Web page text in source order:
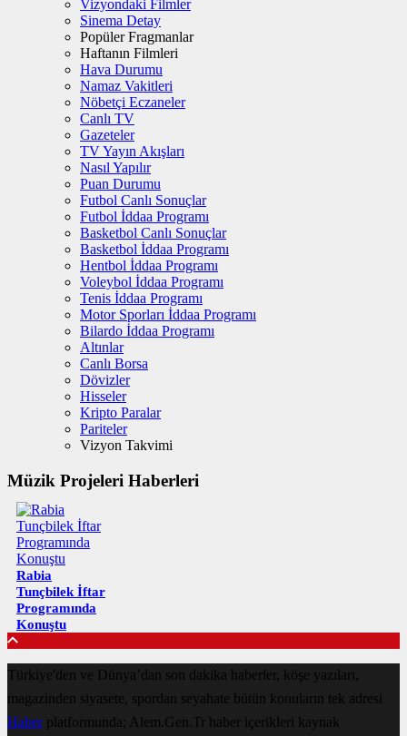
Vizyondaki Filmler
Sinema Detay
Popüler Fragmanlar
Haftanın Filmleri
Hava Durumu
Namaz Vakitleri
Nöbetçi Eczaneler
Canlı TV
Gazeteler
TV Yayın Akışları
Nasıl Yapılır
Puan Durumu
Futbol Canlı Sonuçlar
Futbol İddaa Programı
Basketbol Canlı Sonuçlar
Basketbol İddaa Programı
Hentbol İddaa Programı
Voleybol İddaa Programı
Tenis İddaa Programı
Motor Sporları İddaa Programı
Bilardo İddaa Programı
Altınlar
Canlı Borsa
Dövizler
Hisseler
Kripto Paralar
Pariteler
Vizyon Takvimi
Müzik Projeleri Haberleri
Rabia
Tunçbilek İftar
Programında
Konuştu
Türkiye'den ve Dünya’dan son dakika haberler, köşe yazıları,
magazinden siyasete, spordan seyahate bütün konuların tek adresi
Haberplatformunda; Alem.Gen.Tr haber içerikleri kaynak